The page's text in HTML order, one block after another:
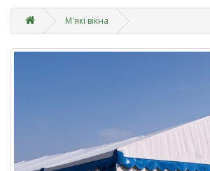
М'які вікна